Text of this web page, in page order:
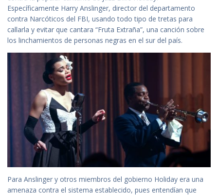
Específicamente Harry Anslinger, director del departamento
contra Narcóticos del FBI, usando todo tipo de tretas para
callarla y evitar que cantara “Fruta Extraña”, una canción sobre
los linchamientos de personas negras en el sur del país.
Para Anslinger y otros miembros del gobierno Holiday era una
amenaza contra el sistema establecido, pues entendían que